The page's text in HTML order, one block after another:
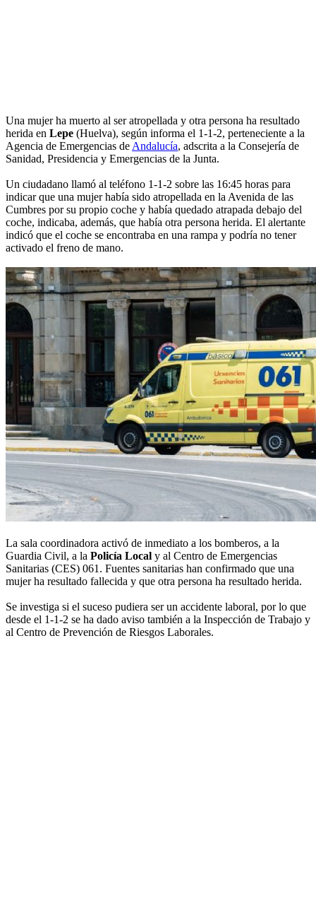
Una mujer ha muerto al ser atropellada y otra persona ha resultado
herida en Lepe (Huelva), según informa el 1-1-2, perteneciente a la
Agencia de Emergencias de Andalucía, adscrita a la Consejería de
Sanidad, Presidencia y Emergencias de la Junta.
Un ciudadano llamó al teléfono 1-1-2 sobre las 16:45 horas para
indicar que una mujer había sido atropellada en la Avenida de las
Cumbres por su propio coche y había quedado atrapada debajo del
coche, indicaba, además, que había otra persona herida. El alertante
indicó que el coche se encontraba en una rampa y podría no tener
activado el freno de mano.
La sala coordinadora activó de inmediato a los bomberos, a la
Guardia Civil, a la Policía Local y al Centro de Emergencias
Sanitarias (CES) 061. Fuentes sanitarias han confirmado que una
mujer ha resultado fallecida y que otra persona ha resultado herida.
Se investiga si el suceso pudiera ser un accidente laboral, por lo que
desde el 1-1-2 se ha dado aviso también a la Inspección de Trabajo y
al Centro de Prevención de Riesgos Laborales.